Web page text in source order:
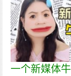
一个新媒体